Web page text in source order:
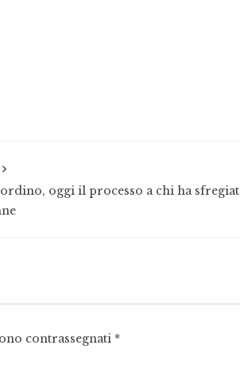
oggi il processo a chi ha
contrassegnati *